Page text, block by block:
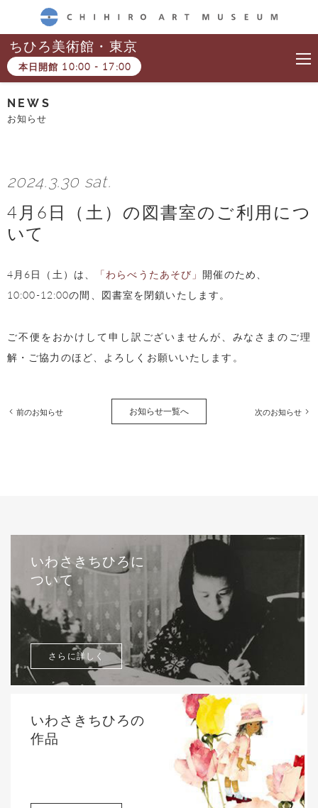
CHIHIRO ART MUSEUM
ちひろ美術館・東京
本日開館 10:00 - 17:00
NEWS
お知らせ
2024.3.30 sat.
4月6日（土）の図書室のご利用につ
いて
4月6日（土）は、 「わらべうたあそび」 開催のため、
10:00-12:00の間、図書室を閉鎖いたします。
ご不便をおかけして申し訳ございませんが、みなさまのご理
解・ご協力のほど、よろしくお願いいたします。
前のお知らせ お知らせ一覧へ 次のお知らせ
いわさきちひろに
ついて
さらに詳しく
いわさきちひろの
作品